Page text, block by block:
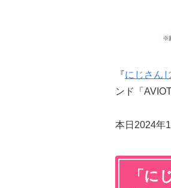
『にじさんじ
ンド「
本日2024年
「に